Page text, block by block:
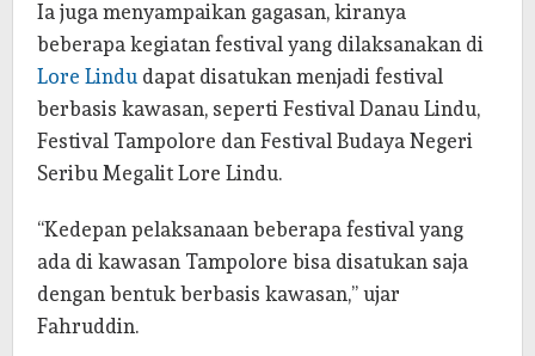
Ia juga menyampaikan gagasan, kiranya
beberapa kegiatan festival yang dilaksanakan di
Lore Lindu dapat disatukan menjadi festival
berbasis kawasan, seperti Festival Danau Lindu,
Festival Tampolore dan Festival Budaya Negeri
Seribu Megalit Lore Lindu.
“Kedepan pelaksanaan beberapa festival yang
ada di kawasan Tampolore bisa disatukan saja
dengan bentuk berbasis kawasan,” ujar
Fahruddin.